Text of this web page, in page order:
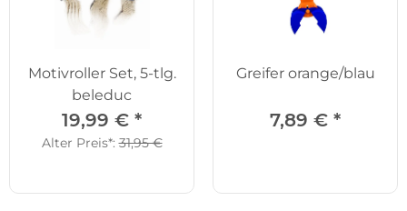
Motivroller Set, 5-tlg.
beleduc
19,99 € *
Alter Preis*:31,95 €
Greifer orange/blau
7,89 € *